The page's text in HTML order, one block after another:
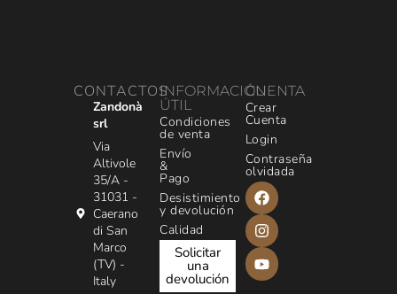
CONTACTOS
Zandonà
srl
Via
Altivole
35/A -
31031 -
Caerano
di San
Marco
(TV) -
Italy
INFORMACIÓN
ÚTIL
Condiciones
de venta
Envío
&
Pago
Desistimiento
y devolución
Calidad
Solicitar
una
devolución
CUENTA
Crear
Cuenta
Login
Contraseña
olvidada